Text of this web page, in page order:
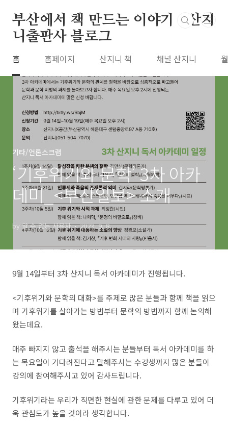
부산에서 책 만드는 이야기 : 산지
니출판사 블로그
홈 홈페이지 산지니 책 채널 산지니
기타/언론스크랩
‘기후위기와 문학’ 3차 아카
데미_<부산일보> 소개
by 알 수 없는 사용자 2023. 9. 8.
9월 14일부터 3차 산지니 독서 아카데미가 진행됩니다.
<기후위기와 문학의 대화>를 주제로 많은 분들과 함께 책을 읽으
며 기후위기를 살아가는 방법부터 문학의 방법까지 함께 논의해
왔는데요.
매주 빠지지 않고 출석을 해주시는 분들부터 독서 아카데미를 하
는 목요일이 기다려진다고 말해주시는 수강생까지 많은 분들이
강의에 참여해주시고 있어 감사드립니다.
기후위기라는 우리가 직면한 현실에 관한 문제를 다루고 있어 더
욱 관심도가 높을 것이라 생각합니다.